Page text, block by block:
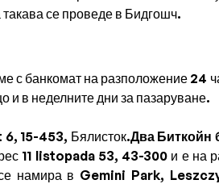
се проведе в Бидгошч.
с банкомат на разположение 24
и в неделните дни за пазаруване.
15-453, Бялисток.Два Биткойн
11 listopada 53, 43-300 и е на
намира в Gemini Park,